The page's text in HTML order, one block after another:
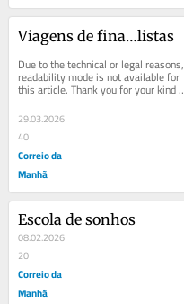
Viagens de fina…listas
Due to the technical or legal reasons,
readability mode is not available for
this article. Thank you for your kind
29.03.2026
40
Correio da
Manhã
Escola de sonhos
08.02.2026
20
Correio da
Manhã